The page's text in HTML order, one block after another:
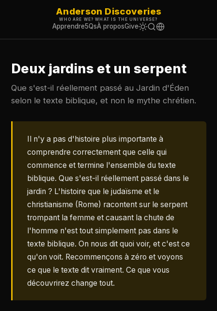
Anderson Discoveries
WHO ARE WE? WHAT IS THE UNIVERSE?
Apprendre5QsÀ proposGive
Deux jardins et un serpent
Que s'est-il réellement passé au Jardin d'Éden
selon le texte biblique, et non le mythe chrétien.
Il n'y a pas d'histoire plus importante à
comprendre correctement que celle qui
commence et termine l'ensemble du texte
biblique. Que s'est-il réellement passé dans le
jardin ? L'histoire que le judaïsme et le
christianisme (Rome) racontent sur le serpent
trompant la femme et causant la chute de
l'homme n'est tout simplement pas dans le
texte biblique. On nous dit quoi voir, et c'est ce
qu'on voit. Recommençons à zéro et voyons
ce que le texte dit vraiment. Ce que vous
découvrirez change tout.